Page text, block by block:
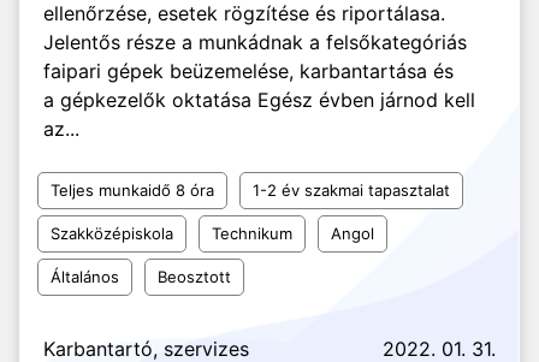
ellenőrzése, esetek rögzítése és riportálasa.
Jelentős része a munkádnak a felsőkategóriás
faipari gépek beüzemelése, karbantartása és
a gépkezelők oktatása Egész évben járnod kell
az...
Teljes munkaidő 8 óra 1-2 év szakmai tapasztalat
Szakközépiskola Technikum Angol
Általános Beosztott
Karbantartó, szervizes 2022. 01. 31.